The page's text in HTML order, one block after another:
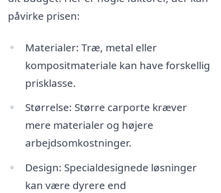
påvirke prisen:
Materialer: Træ, metal eller
kompositmateriale kan have forskellig
prisklasse.
Størrelse: Større carporte kræver
mere materialer og højere
arbejdsomkostninger.
Design: Specialdesignede løsninger
kan være dyrere end